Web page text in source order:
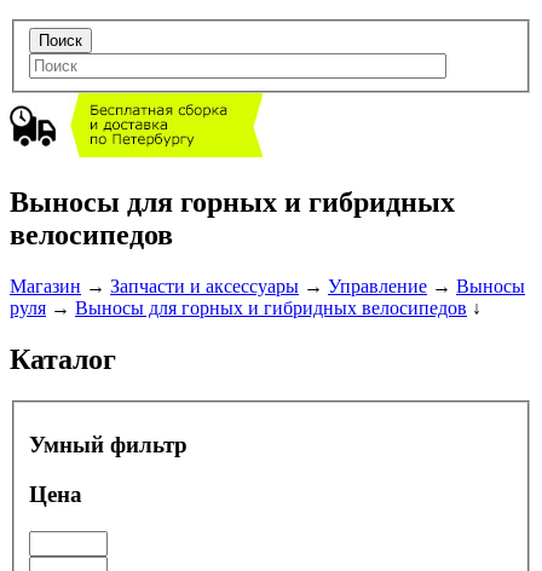
Выносы для горных и гибридных
велосипедов
Магазин → Запчасти и аксессуары → Управление → Выносы
руля → Выносы для горных и гибридных велосипедов ↓
Каталог
Умный фильтр
Цена